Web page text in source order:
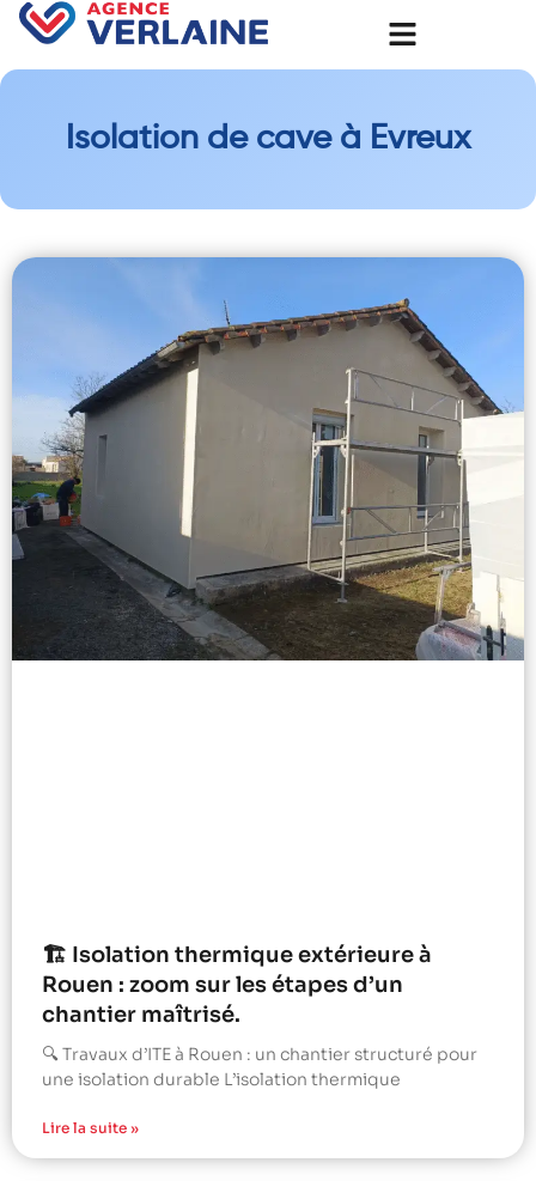
Isolation de cave à Evreux
🏗️ Isolation thermique extérieure à
Rouen : zoom sur les étapes d’un
chantier maîtrisé.
🔍 Travaux d’ITE à Rouen : un chantier structuré pour
une isolation durable L’isolation thermique
Lire la suite »